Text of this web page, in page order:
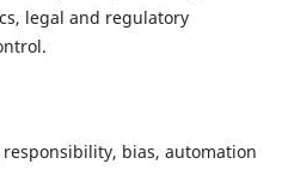
legal and regulatory
bias, automation